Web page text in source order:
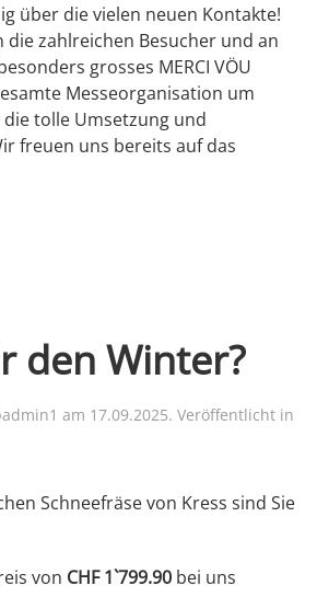
über die vielen neuen Kontakte!
die zahlreichen Besucher und an
grosses MERCI VÖU
Messeorganisation um
tolle Umsetzung und
freuen uns bereits auf das
den Winter?
am 17.09.2025. Veröffentlicht in
Schneefräse von Kress sind Sie
von CHF 1`799.90 bei uns